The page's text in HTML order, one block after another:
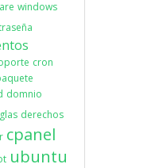
windows
cron
domnio
derechos
cpanel
ubuntu